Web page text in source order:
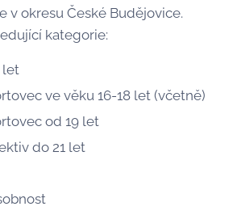
v okresu České Budějovice.
kategorie:
let
ve věku 16-18 let (včetně)
od 19 let
do 21 let